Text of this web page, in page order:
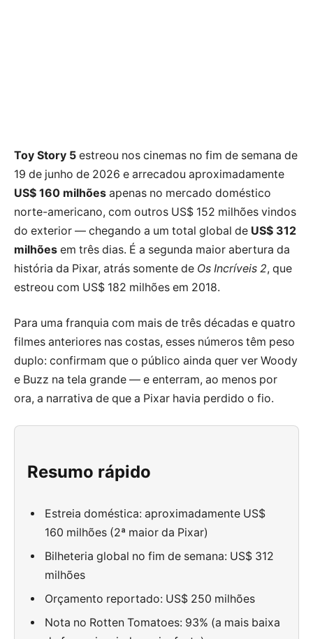
Toy Story 5 estreou nos cinemas no fim de semana de
19 de junho de 2026 e arrecadou aproximadamente
US$ 160 milhões apenas no mercado doméstico
norte-americano, com outros US$ 152 milhões vindos
do exterior — chegando a um total global de US$ 312
milhões em três dias. É a segunda maior abertura da
história da Pixar, atrás somente de Os Incríveis 2, que
estreou com US$ 182 milhões em 2018.
Para uma franquia com mais de três décadas e quatro
filmes anteriores nas costas, esses números têm peso
duplo: confirmam que o público ainda quer ver Woody
e Buzz na tela grande — e enterram, ao menos por
ora, a narrativa de que a Pixar havia perdido o fio.
Resumo rápido
Estreia doméstica: aproximadamente US$
160 milhões (2ª maior da Pixar)
Bilheteria global no fim de semana: US$ 312
milhões
Orçamento reportado: US$ 250 milhões
Nota no Rotten Tomatoes: 93% (a mais baixa